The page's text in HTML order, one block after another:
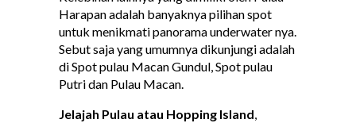
Harapan adalah banyaknya pilihan spot
untuk menikmati panorama underwater nya.
Sebut saja yang umumnya dikunjungi adalah
di Spot pulau Macan Gundul, Spot pulau
Putri dan Pulau Macan.
Jelajah Pulau atau Hopping Island,